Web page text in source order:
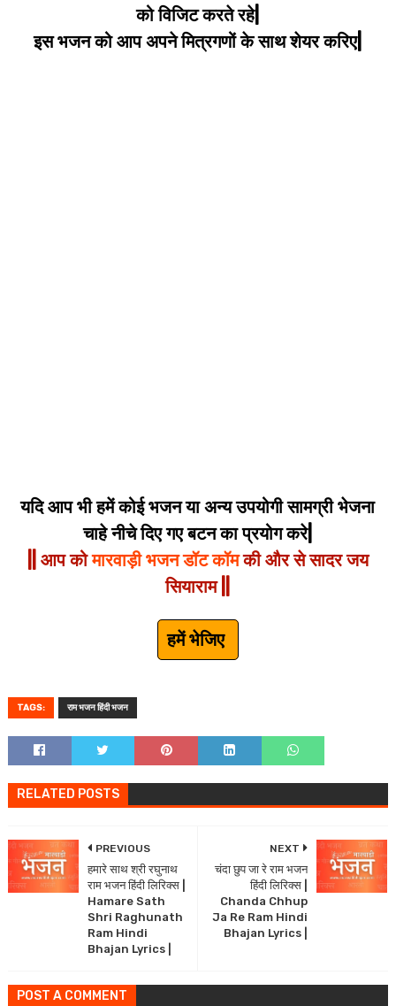
को विजिट करते रहे|
इस भजन को आप अपने मित्रगणों के साथ शेयर करिए|
यदि आप भी हमें कोई भजन या अन्य उपयोगी सामग्री भेजना
चाहे नीचे दिए गए बटन का प्रयोग करे|
|| आप कोमारवाड़ी भजन डॉट कॉमकी और से सादर जय
सियाराम ||
हमें भेजिए
TAGS: राम भजन हिंदी भजन
RELATED POSTS
NEXT
चंदा छुप जा रे राम भजन
हिंदी लिरिक्स |
Chanda Chhup
Ja Re Ram Hindi
Bhajan Lyrics |
PREVIOUS
हमारे साथ श्री रघुनाथ
राम भजन हिंदी लिरिक्स |
Hamare Sath
Shri Raghunath
Ram Hindi
Bhajan Lyrics |
POST A COMMENT